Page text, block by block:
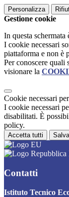
Personalizza
Gestione cookie
In questa
I cookie necessari
piattaforma e non è
Per conoscere quali
visionare la
Cookie necessari
I cookie necessari
disabilitati. È
policy.
Accetta tutti
Contatti
Istituto Tecnico